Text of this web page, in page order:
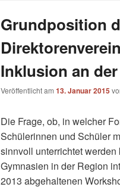
Grundposition
Inklusion an
Veröffentlicht am 13. Januar 2015
Die Frage, ob, in welcher
Schülerinnen und Schüler
sinnvoll unterrichtet
Gymnasien in der Region
2013 abgehaltenen